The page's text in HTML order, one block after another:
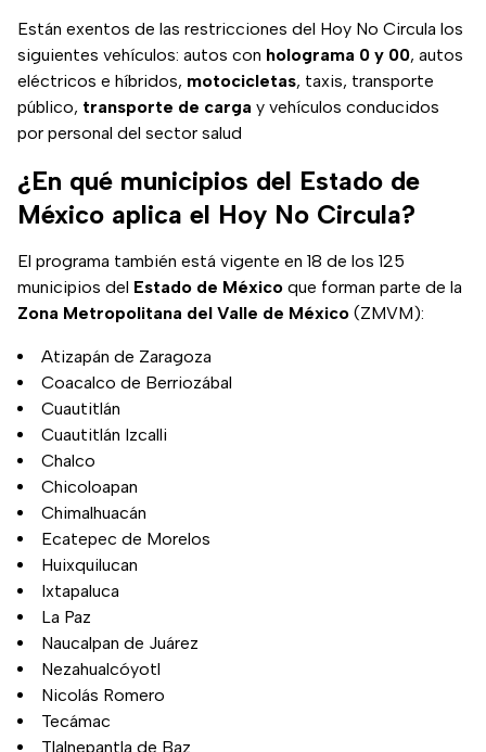
Están exentos de las restricciones del Hoy No Circula los
siguientes vehículos: autos con holograma 0 y 00, autos
eléctricos e híbridos, motocicletas, taxis, transporte
público, transporte de carga y vehículos conducidos
por personal del sector salud
¿En qué municipios del Estado de
México aplica el Hoy No Circula?
El programa también está vigente en 18 de los 125
municipios del Estado de México que forman parte de la
Zona Metropolitana del Valle de México (ZMVM):
Atizapán de Zaragoza
Coacalco de Berriozábal
Cuautitlán
Cuautitlán Izcalli
Chalco
Chicoloapan
Chimalhuacán
Ecatepec de Morelos
Huixquilucan
Ixtapaluca
La Paz
Naucalpan de Juárez
Nezahualcóyotl
Nicolás Romero
Tecámac
Tlalnepantla de Baz